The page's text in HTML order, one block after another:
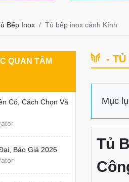
Bếp Inox Tủ bếp inox cánh Kính
- TỦ
Mục
Tủ
QUAN TÂM
Có, Cách Chọn Và
Báo Giá 2026